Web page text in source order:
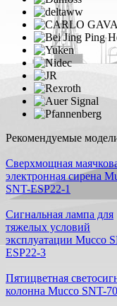
Рекомендуемые
Cверхмощная
электронная сирена
SNT-ESP22-1
Сигнальная лампа для
тяжелых условий
эксплуатации Mucco
ESP22-3
Пятицветная
колонна Mucco SNT-